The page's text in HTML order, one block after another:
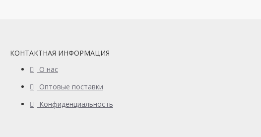
КОНТАКТНАЯ ИНФОРМАЦИЯ
О нас
Оптовые поставки
Конфиденциальность